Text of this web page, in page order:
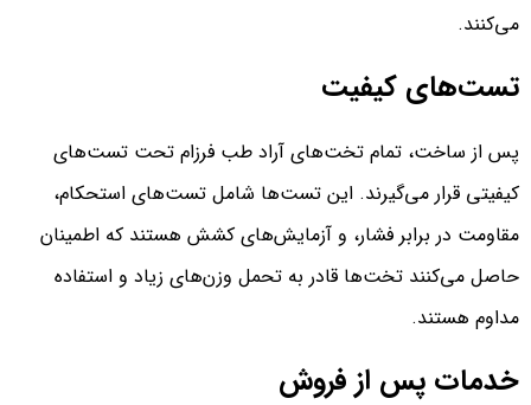
می‌کنند.
تست‌های کیفیت
پس از ساخت، تمام تخت‌های آراد طب فرزام تحت تست‌های
کیفیتی قرار می‌گیرند. این تست‌ها شامل تست‌های استحکام،
مقاومت در برابر فشار، و آزمایش‌های کشش هستند که اطمینان
حاصل می‌کنند تخت‌ها قادر به تحمل وزن‌های زیاد و استفاده
مداوم هستند.
خدمات پس از فروش